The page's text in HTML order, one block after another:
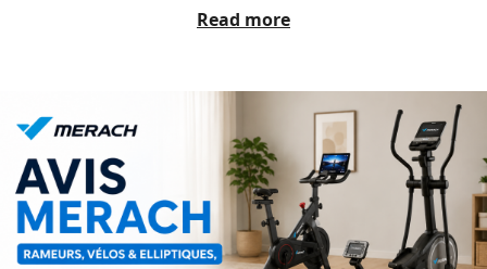
Read more